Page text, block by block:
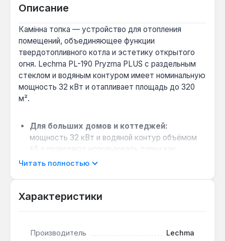
Описание
Камінна топка — устройство для отопления
помещений, объединяющее функции
твердотопливного котла и эстетику открытого
огня. Lechma PL-190 Pryzma PLUS с раздельным
стеклом и водяным контуром имеет номинальную
мощность 32 кВт и отапливает площадь до 320
м².
Для больших домов и коттеджей:
мощность 32 кВт и водяной контур объёмом
65 л позволяют использовать топку как
основной источник тепла для зданий до 320 м²,
модель оснащена охлаждающим змеевиком,
соответствует современным требованиям
Читать полностью
Характеристики
Производитель Lechma